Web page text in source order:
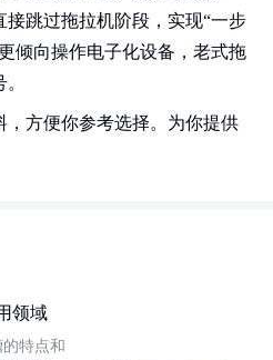
跳过拖拉机阶段，实现“一步
倾向操作电子化设备，老式拖
，方便你参考选择。为你提供
领域
特点和